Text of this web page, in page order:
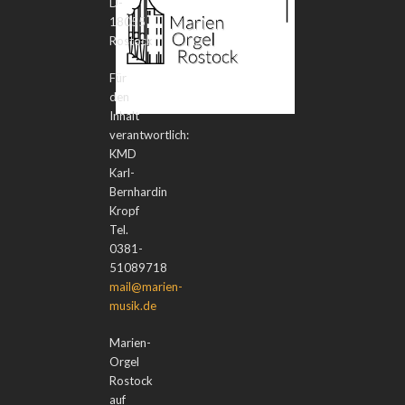
18055
Rostock
Für
den
Inhalt
verantwortlich:
KMD
Karl-
Bernhardin
Kropf
Tel.
0381-
51089718
mail@marien-
musik.de
Marien-
Orgel
Rostock
auf